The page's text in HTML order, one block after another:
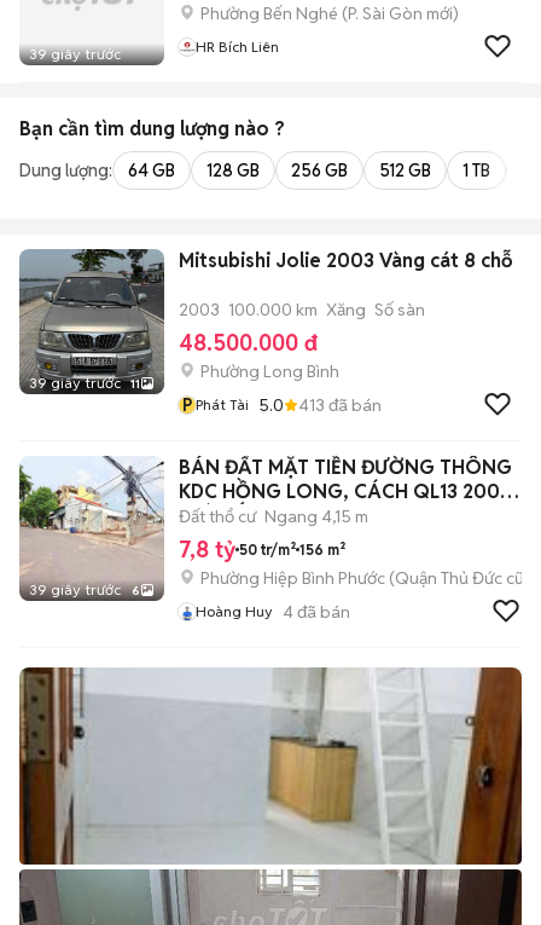
39 giây trước
Phường Bến Nghé (P. Sài Gòn mới)
HR Bích Liên
Bạn cần tìm dung lượng nào ?
Dung lượng: 64 GB 128 GB 256 GB 512 GB 1 TB
39 giây trước 11
Mitsubishi Jolie 2003 Vàng cát 8 chỗ
2003 100.000 km Xăng Số sàn
48.500.000 đ
Phường Long Bình
P Phát Tài 5.0 413 đã bán
39 giây trước 6
BÁN ĐẤT MẶT TIỀN ĐƯỜNG THÔNG
KDC HỒNG LONG, CÁCH QL13 200M,
GIÁ TỐT
Đất thổ cư Ngang 4,15 m
7,8 tỷ 50 tr/m² 156 m²
Phường Hiệp Bình Phước (Quận Thủ Đức cũ)
Hoàng Huy 4đã bán